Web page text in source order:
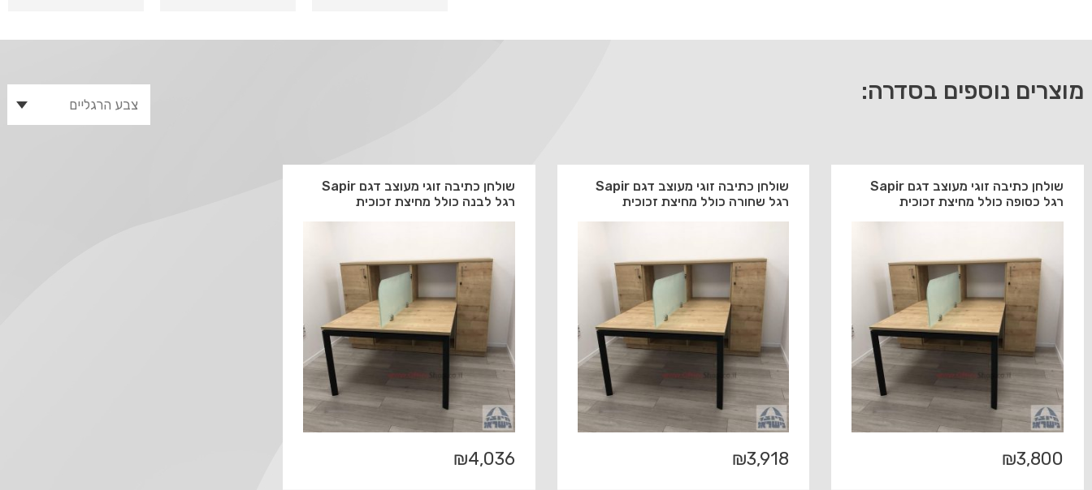
מוצרים נוספים בסדרה:
שולחן כתיבה זוגי מעוצב דגם Sapir
רגל כסופה כולל מחיצת זכוכית
₪3,800
שולחן כתיבה זוגי מעוצב דגם Sapir
רגל שחורה כולל מחיצת זכוכית
₪3,918
שולחן כתיבה זוגי מעוצב דגם Sapir
רגל לבנה כולל מחיצת זכוכית
₪4,036